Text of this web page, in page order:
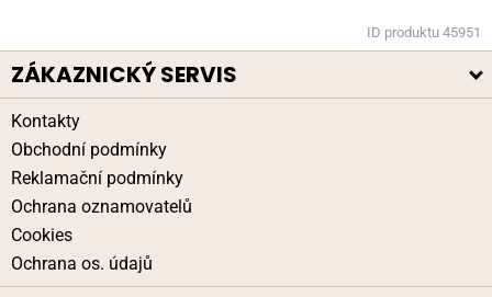
ID produktu 45951
ZÁKAZNICKÝ SERVIS
Kontakty
Obchodní podmínky
Reklamační podmínky
Ochrana oznamovatelů
Cookies
Ochrana os. údajů